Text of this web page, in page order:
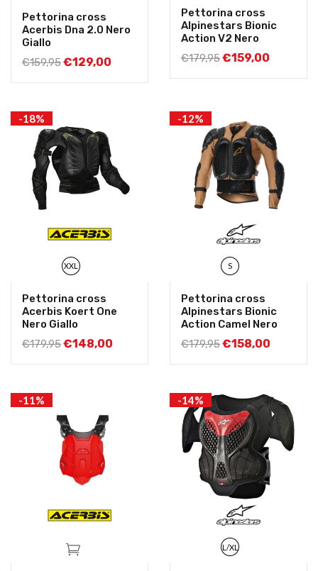
Pettorina cross
Acerbis Dna 2.0 Nero
Giallo
€159,95€129,00
Pettorina cross
Alpinestars Bionic
Action V2 Nero
€179,95€159,00
-18%
XXL
Pettorina cross
Acerbis Koert One
Nero Giallo
€179,95€148,00
-12%
S
Pettorina cross
Alpinestars Bionic
Action Camel Nero
€179,95€158,00
-11% -14%
L/XL